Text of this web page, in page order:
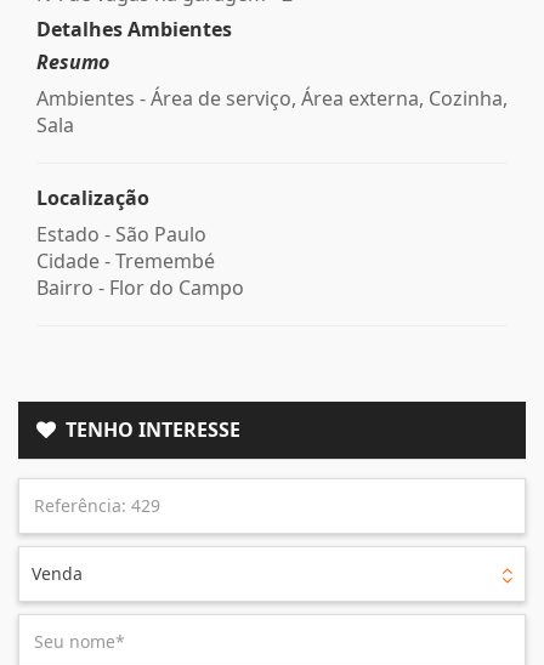
Detalhes Ambientes
Resumo
Ambientes - Área de serviço, Área externa, Cozinha,
Sala
Localização
Estado - São Paulo
Cidade -Tremembé
Bairro - Flor do Campo
TENHO INTERESSE
Venda